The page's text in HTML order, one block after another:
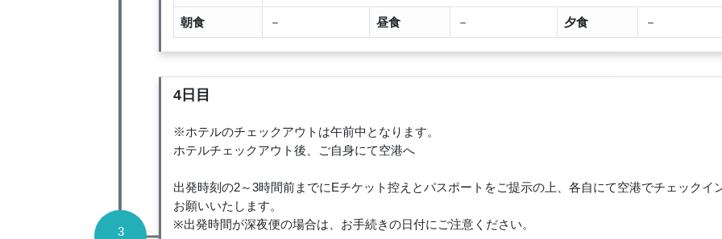
朝食 － 昼食 － 夕食 －
3
4日目
※ホテルのチェックアウトは午前中となります。
ホテルチェックアウト後、ご自身にて空港へ
出発時刻の2～3時間前までにEチケット控えとパスポートをご提示の上、各自にて空港でチェックイ
お願いいたします。
※出発時間が深夜便の場合は、お手続きの日付にご注意ください。